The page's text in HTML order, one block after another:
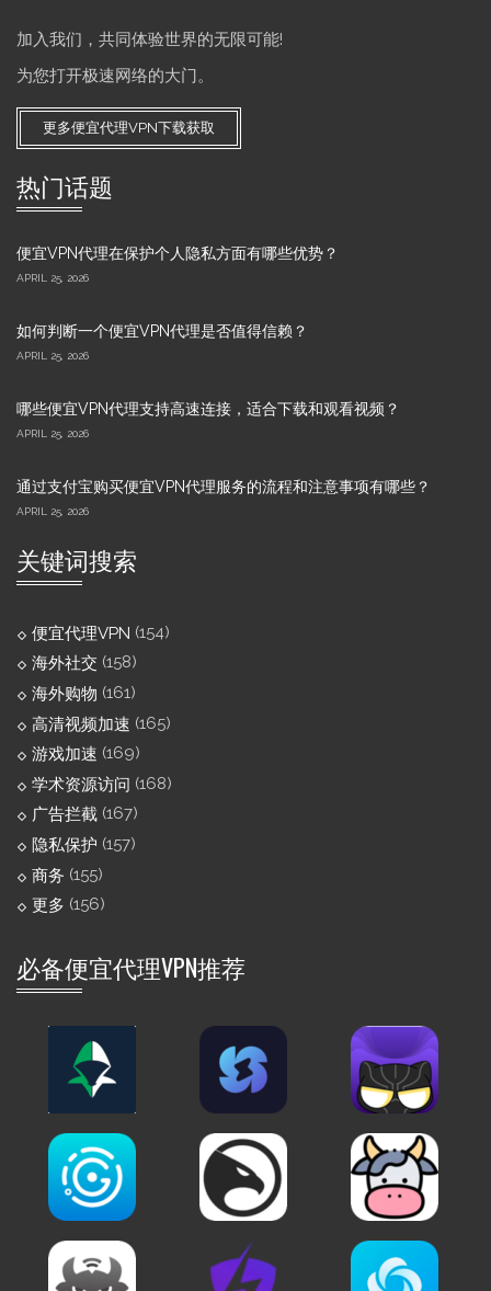
加入我们，共同体验世界的无限可能!
为您打开极速网络的大门。
更多便宜代理VPN下载获取
热门话题
便宜VPN代理在保护个人隐私方面有哪些优势？
APRIL 25, 2026
如何判断一个便宜VPN代理是否值得信赖？
APRIL 25, 2026
哪些便宜VPN代理支持高速连接，适合下载和观看视频？
APRIL 25, 2026
通过支付宝购买便宜VPN代理服务的流程和注意事项有哪些？
APRIL 25, 2026
关键词搜索
便宜代理VPN (154)
海外社交 (158)
海外购物 (161)
高清视频加速 (165)
游戏加速 (169)
学术资源访问 (168)
广告拦截 (167)
隐私保护 (157)
商务 (155)
更多 (156)
必备便宜代理VPN推荐